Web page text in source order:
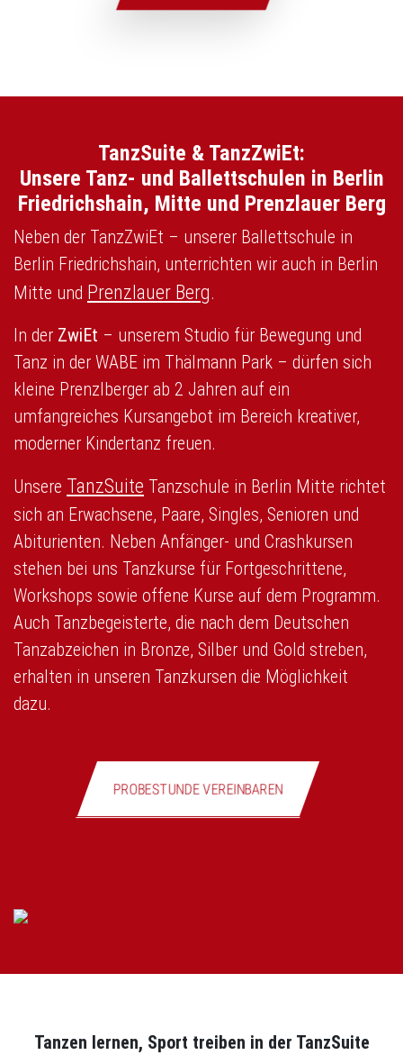
TanzSuite & TanzZwiEt:
Unsere Tanz- und Ballettschulen in Berlin
Friedrichshain, Mitte und Prenzlauer Berg
Neben der TanzZwiEt – unserer Ballettschule in
Berlin Friedrichshain, unterrichten wir auch in Berlin
Mitte und Prenzlauer Berg.
In der ZwiEt – unserem Studio für Bewegung und
Tanz in der WABE im Thälmann Park – dürfen sich
kleine Prenzlberger ab 2 Jahren auf ein
umfangreiches Kursangebot im Bereich kreativer,
moderner Kindertanz freuen.
Unsere TanzSuite Tanzschule in Berlin Mitte richtet
sich an Erwachsene, Paare, Singles, Senioren und
Abiturienten. Neben Anfänger- und Crashkursen
stehen bei uns Tanzkurse für Fortgeschrittene,
Workshops sowie offene Kurse auf dem Programm.
Auch Tanzbegeisterte, die nach dem Deutschen
Tanzabzeichen in Bronze, Silber und Gold streben,
erhalten in unseren Tanzkursen die Möglichkeit
dazu.
PROBESTUNDE VEREINBAREN
Tanzen lernen, Sport treiben in der TanzSuite